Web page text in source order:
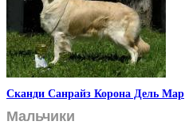
Сканди Санрайз Корона Дель Мар
Мальчики